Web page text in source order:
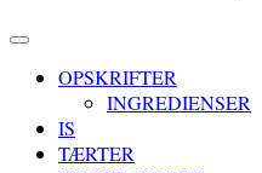
OPSKRIFTER
INGREDIENSER
IS
TÆRTER